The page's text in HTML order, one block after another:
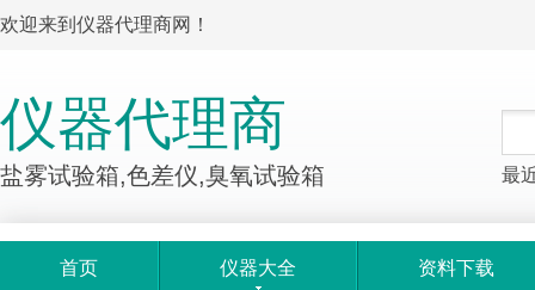
欢迎来到仪器代理商网！
仪器代理商
盐雾试验箱,色差仪,臭氧试验箱 最
首页 仪器大全 资料下载